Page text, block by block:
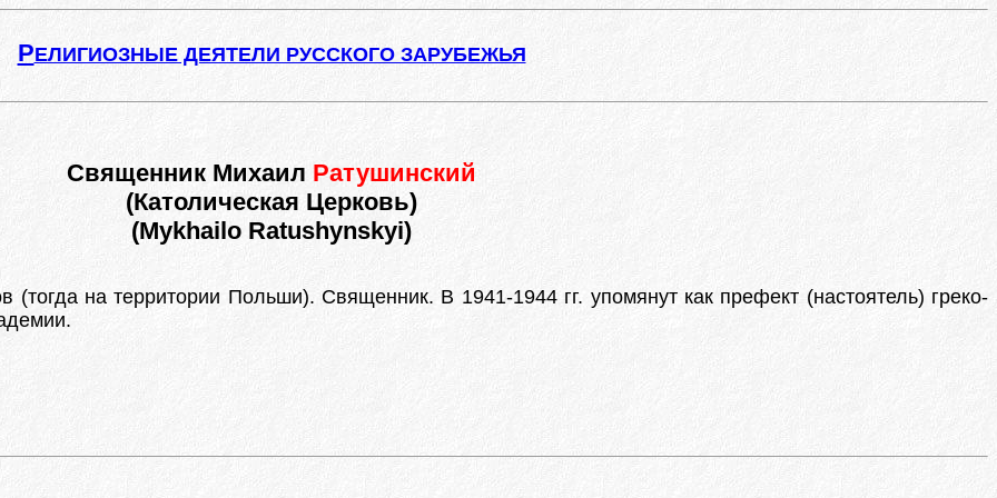
РЕЛИГИОЗНЫЕ ДЕЯТЕЛИ РУССКОГО ЗАРУБЕЖЬЯ
Священник Михаил Ратушинский
(Католическая Церковь)
(Mykhailo Ratushynskyi)
на территории Польши). Священник. В 1941-1944 гг. упомянут как префект (настоятель) греко-